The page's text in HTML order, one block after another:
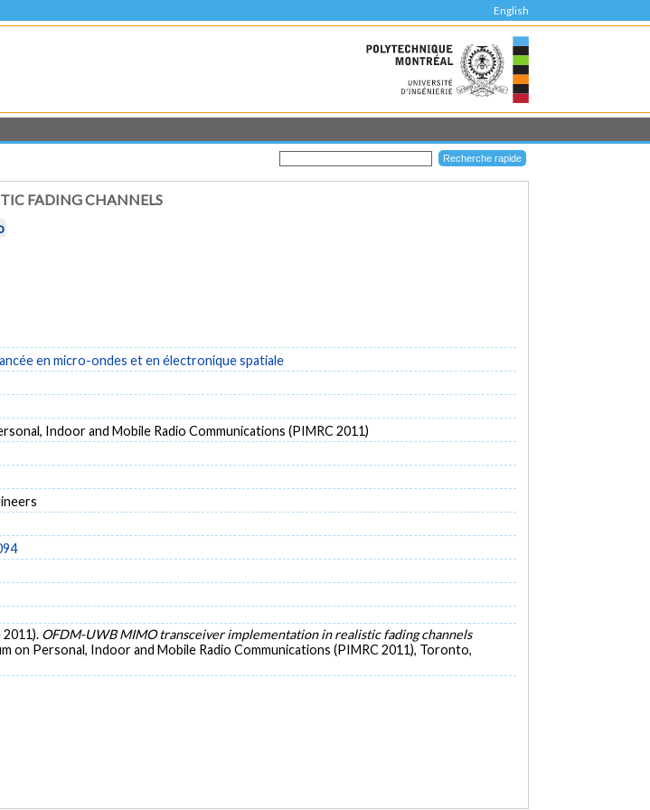
English
FADING CHANNELS
en micro-ondes et en électronique spatiale
Indoor and Mobile Radio Communications (PIMRC 2011)
2011). OFDM-UWB MIMO transceiver implementation in realistic fading channels
on Personal, Indoor and Mobile Radio Communications (PIMRC 2011), Toronto,